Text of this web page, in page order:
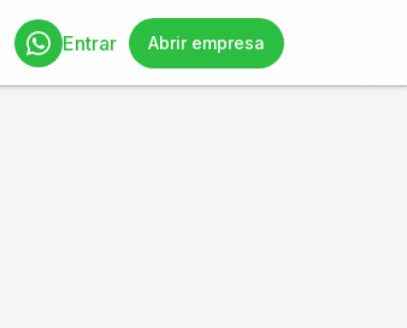
Entrar Abrir empresa